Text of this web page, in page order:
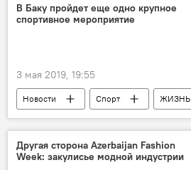
В Баку пройдет еще одно крупное
спортивное мероприятие
3 мая 2019, 19:55
Новости Спорт
ЖИЗНЬ
Азербайджан
Другая сторона Azerbaijan Fashion
Week: закулисье модной индустрии